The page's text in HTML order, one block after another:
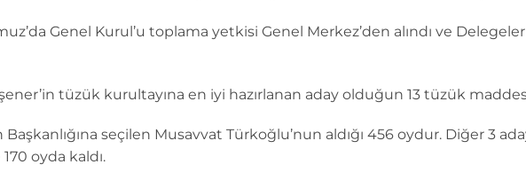
Genel Kurul’u toplama yetkisi Genel Merkez’den alındı ve
tüzük kurultayına en iyi hazırlanan aday olduğun 13 tüzük
seçilen Musavvat Türkoğlu’nun aldığı 456 oydur. Diğer 3
oyda kaldı.